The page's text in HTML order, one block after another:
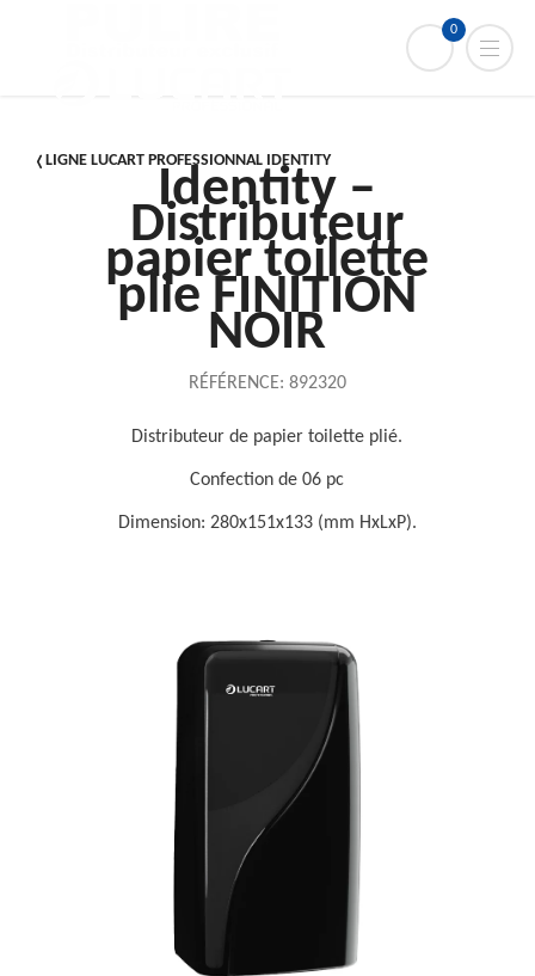
0
LIGNE LUCART PROFESSIONNAL IDENTITY
Identity –
Distributeur
papier toilette
plie FINITION
NOIR
RÉFÉRENCE: 892320
Distributeur de papier toilette plié.
Confection de 06 pc
Dimension: 280x151x133 (mm HxLxP).